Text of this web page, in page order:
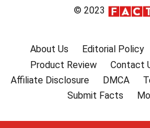
© 2023
About Us Editorial Policy
Product Review
Contact
Affiliate Disclosure
DMCA
Submit Facts